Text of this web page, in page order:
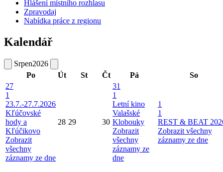
Hlášení místního rozhlasu
Zpravodaj
Nabídka práce z regionu
Kalendář
Srpen2026
Po
Út St Čt Pá
So
27
1
23.7.-27.7.2026
Kľúčovské
hody a
Kľúčikovo
Zobrazit
všechny
záznamy ze dne
28 29 30
31
1
Letní kino
Valašské
Klobouky
Zobrazit
všechny
záznamy ze
dne
1
1
REST & BEAT
Zobrazit všechny
záznamy ze dne